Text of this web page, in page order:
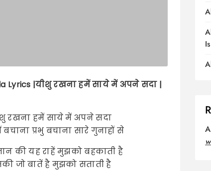
Lyrics |यीशु रखना हमें साये में अपने सदा |
रखना हमें साये में अपने सदा
बचाना प्रभु बचाना सारे गुनाहों से
की यह राहें मुझको बहकाती है
जो बातें है मुझको सताती है